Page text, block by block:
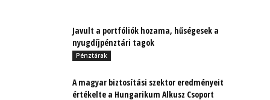
Javult a portfóliók hozama, hűségesek a
nyugdíjpénztári tagok
Pénztárak
A magyar biztosítási szektor eredményeit
értékelte a Hungarikum Alkusz Csoport